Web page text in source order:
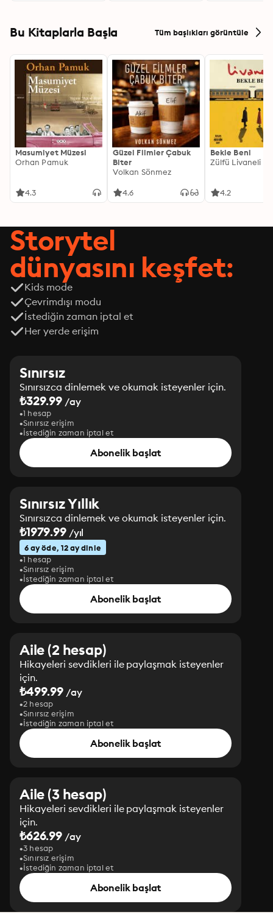
Bu Kitaplarla Başla Tüm başlıkları görüntüle
Masumiyet Müzesi
Orhan Pamuk
4.3
Güzel Filmler Çabuk
Biter
Volkan Sönmez
4.6
Bekle Beni
Zülfü Livaneli
4.2
Storytel
dünyasını keşfet:
Kids mode
Çevrimdışı modu
İstediğin zaman iptal et
Her yerde erişim
Sınırsız
Sınırsızca dinlemek ve okumak isteyenler için.
₺329.99 /ay
1 hesap
Sınırsız erişim
İstediğin zaman iptal et
Abonelik başlat
Sınırsız Yıllık
Sınırsızca dinlemek ve okumak isteyenler için.
₺1979.99/yıl
6 ay öde, 12 ay dinle
1 hesap
Sınırsız erişim
İstediğin zaman iptal et
Abonelik başlat
Aile (2 hesap)
Hikayeleri sevdikleri ile paylaşmak isteyenler
için.
₺499.99 /ay
2 hesap
Sınırsız erişim
İstediğin zaman iptal et
Abonelik başlat
Aile (3 hesap)
Hikayeleri sevdikleri ile paylaşmak isteyenler
için.
₺626.99 /ay
3 hesap
Sınırsız erişim
İstediğin zaman iptal et
Abonelik başlat